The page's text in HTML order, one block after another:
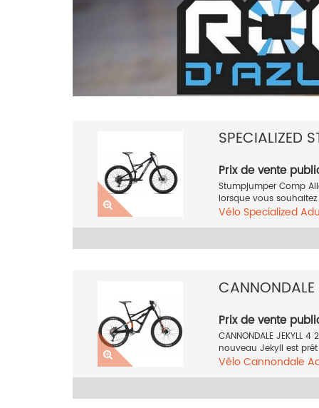
SPECIALIZED
Prix de vente
Stumpjumper Comp
lorsque vous
Vélo Specialized
27.5 poucesNoir
CANNONDALE
Prix de vente
CANNONDALE JEKYLL
nouveau Jekyll est
VéloCannondale
Tout suspendu27.5